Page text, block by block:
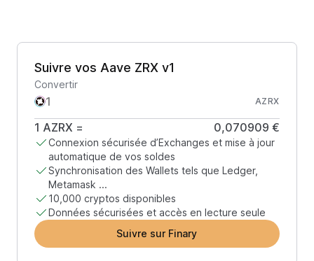
Suivre vos Aave ZRX v1
Convertir
AZRX
1 AZRX = 0,070909 €
Connexion sécurisée d’Exchanges et mise à jour
automatique de vos soldes
Synchronisation des Wallets tels que Ledger,
Metamask ...
10,000 cryptos disponibles
Données sécurisées et accès en lecture seule
Suivre sur Finary